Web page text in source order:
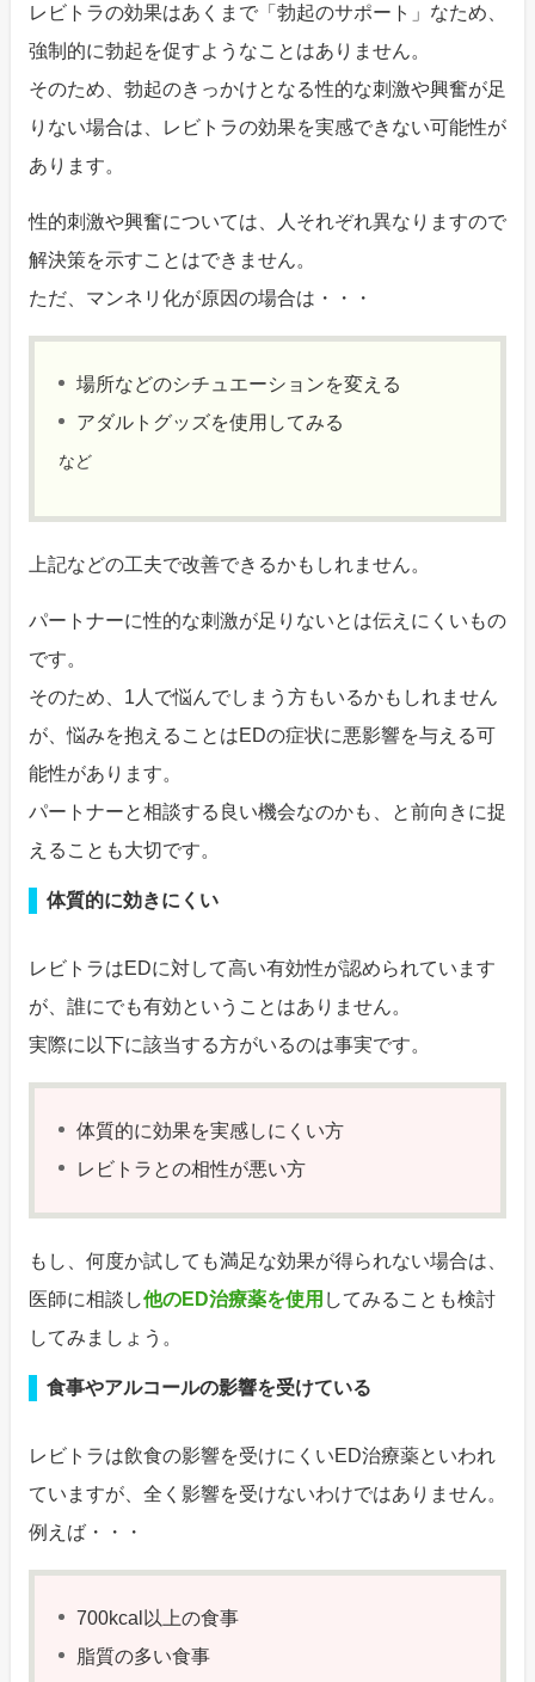
レビトラの効果はあくまで「勃起のサポート」なため、
強制的に勃起を促すようなことはありません。
そのため、勃起のきっかけとなる性的な刺激や興奮が足
りない場合は、レビトラの効果を実感できない可能性が
あります。
性的刺激や興奮については、人それぞれ異なりますので
解決策を示すことはできません。
ただ、マンネリ化が原因の場合は・・・
場所などのシチュエーションを変える
アダルトグッズを使用してみる
など
上記などの工夫で改善できるかもしれません。
パートナーに性的な刺激が足りないとは伝えにくいもの
です。
そのため、1人で悩んでしまう方もいるかもしれません
が、悩みを抱えることはEDの症状に悪影響を与える可
能性があります。
パートナーと相談する良い機会なのかも、と前向きに捉
えることも大切です。
体質的に効きにくい
レビトラはEDに対して高い有効性が認められています
が、誰にでも有効ということはありません。
実際に以下に該当する方がいるのは事実です。
体質的に効果を実感しにくい方
レビトラとの相性が悪い方
もし、何度か試しても満足な効果が得られない場合は、
医師に相談し他のED治療薬を使用 してみることも検討
してみましょう。
食事やアルコールの影響を受けている
レビトラは飲食の影響を受けにくいED治療薬といわれ
ていますが、全く影響を受けないわけではありません。
例えば・・・
700kcal以上の食事
脂質の多い食事